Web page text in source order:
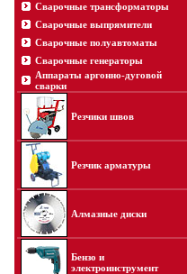
Сварочные трансформаторы
Сварочные выпрямители
Сварочные полуавтоматы
Сварочные генераторы
Аппараты аргонно-дуговой
сварки
Резчики швов
Резчик арматуры
Алмазные диски
Бензо и
электроинструмент